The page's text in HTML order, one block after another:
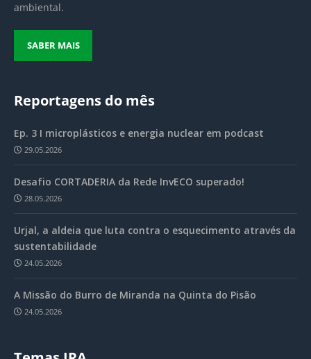
ambiental.
SABER MAIS
Reportagens do mês
Ep. 3 I microplásticos e energia nuclear em podcast
29.05.2026
Desafio CORTADERIA da Rede InvECO superado!
28.05.2026
Urjal, a aldeia que luta contra o esquecimento através da
sustentabilidade
24.05.2026
A Missão do Burro de Miranda na Quinta do Pisão
24.05.2026